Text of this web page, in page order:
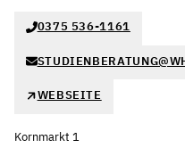
0375 536-1161
WEBSEITE
Kornmarkt 1